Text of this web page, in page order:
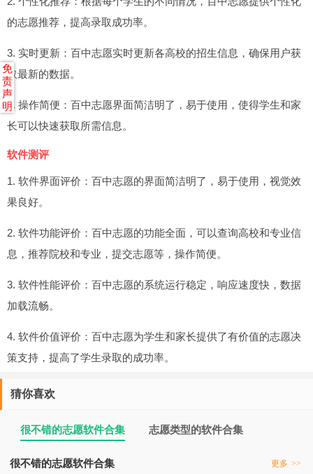
的志愿推荐，提高录取成功率。
3. 实时更新：百中志愿实时更新各高校的招生信息，确保用户获
取最新的数据。
4. 操作简便：百中志愿界面简洁明了，易于使用，使得学生和家
长可以快速获取所需信息。
软件测评
1. 软件界面评价：百中志愿的界面简洁明了，易于使用，视觉效
果良好。
2. 软件功能评价：百中志愿的功能全面，可以查询高校和专业信
息，推荐院校和专业，提交志愿等，操作简便。
3. 软件性能评价：百中志愿的系统运行稳定，响应速度快，数据
加载流畅。
4. 软件价值评价：百中志愿为学生和家长提供了有价值的志愿决
策支持，提高了学生录取的成功率。
猜你喜欢
很不错的志愿软件合集 志愿类型的软件合集
很不错的志愿软件合集 更多 >>
免
责
声
明